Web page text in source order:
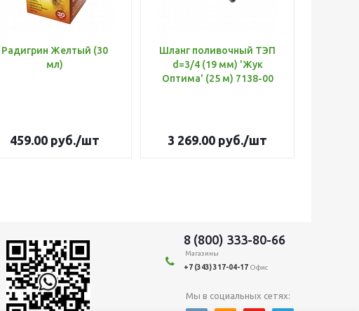
Радигрин Желтый (30
мл)
459.00 руб./шт
Шланг поливочный ТЭП
d=3/4 (19 мм) 'Жук
Оптима' (25 м) 7138-00
3 269.00 руб./шт
8 (800) 333-80-66
Магазины
+7 (343) 317-04-17 Офис
Мы в социальных сетях: